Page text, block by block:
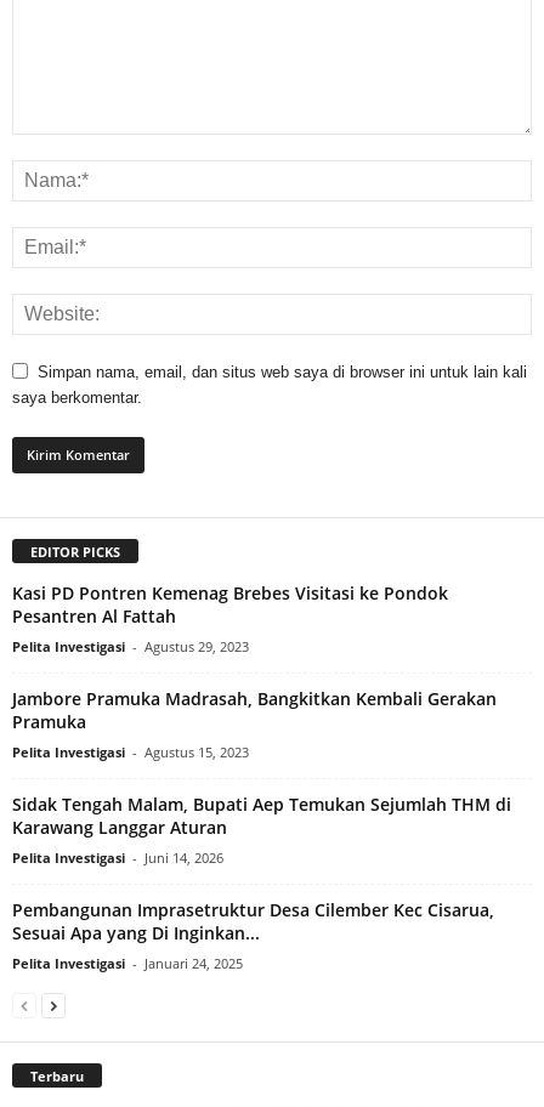
Simpan nama, email, dan situs web saya di browser ini untuk lain kali
saya berkomentar.
EDITOR PICKS
Kasi PD Pontren Kemenag Brebes Visitasi ke Pondok
Pesantren Al Fattah
Pelita Investigasi - Agustus 29, 2023
Jambore Pramuka Madrasah, Bangkitkan Kembali Gerakan
Pramuka
Pelita Investigasi - Agustus 15, 2023
Sidak Tengah Malam, Bupati Aep Temukan Sejumlah THM di
Karawang Langgar Aturan
Pelita Investigasi - Juni 14, 2026
Pembangunan Imprasetruktur Desa Cilember Kec Cisarua,
Sesuai Apa yang Di Inginkan...
Pelita Investigasi - Januari 24, 2025
Terbaru